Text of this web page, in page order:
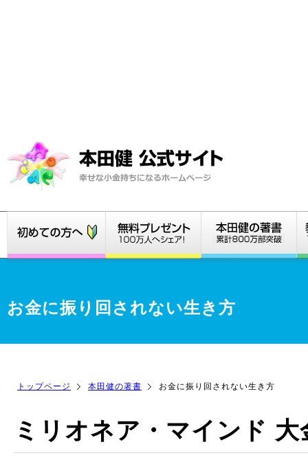
お金に振り回されない生き方
トップページ 本田健の著書 お金に振り回されない生き方
ミリオネア・マインド